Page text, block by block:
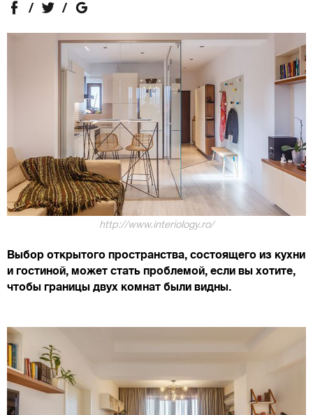
http://www.interiology.ro/
Выбор открытого пространства, состоящего из кухни
и гостиной, может стать проблемой, если вы хотите,
чтобы границы двух комнат были видны.